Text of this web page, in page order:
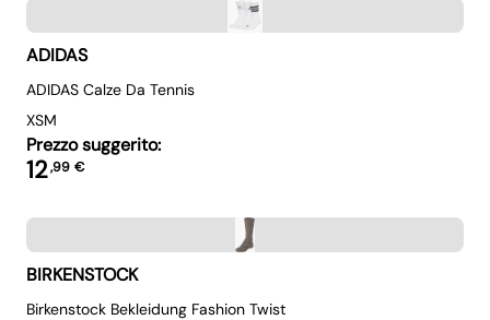
ADIDAS
ADIDAS Calze Da Tennis
XSM
Prezzo suggerito:
12,99 €
BIRKENSTOCK
Birkenstock Bekleidung Fashion Twist